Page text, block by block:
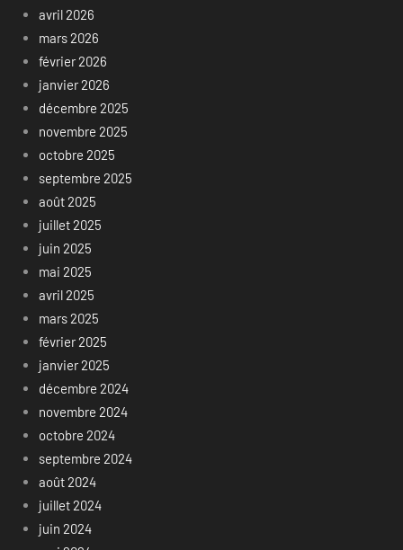
avril 2026
mars 2026
février 2026
janvier 2026
décembre 2025
novembre 2025
octobre 2025
septembre 2025
août 2025
juillet 2025
juin 2025
mai 2025
avril 2025
mars 2025
février 2025
janvier 2025
décembre 2024
novembre 2024
octobre 2024
septembre 2024
août 2024
juillet 2024
juin 2024